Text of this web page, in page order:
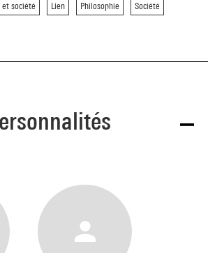
et société Lien Philosophie Société